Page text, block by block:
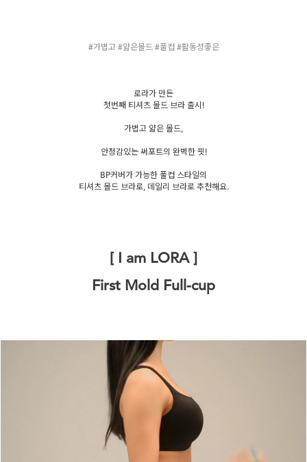
#가볍고 #얇은몰드 #풀컵 #활동성좋은
로라가 만든
첫번째 티셔츠 몰드 브라 출시!
가볍고 얇은 몰드,
안정감있는 써포트의 완벽한 핏!
BP커버가 가능한 풀컵 스타일의
티셔츠 몰드 브라로, 데일리 브라로 추천해요.
[ I am LORA ]
First Mold Full-cup